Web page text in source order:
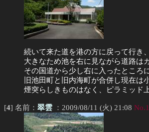
続いて来た道を港の方に戻って行き
大きなため池を右に見ながら道路は
その国道から少し右に入ったところ
旧池田町と旧内海町が合併し現在は
煙突らしきものはなく、ピラミッド
[4] 名前： 翠雲 ：2009/08/11 (火) 21:08